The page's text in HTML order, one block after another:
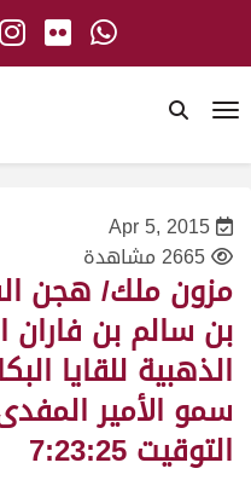
Apr 5, 2015
2665 مشاهدة
مزون ملك/ هجن
بن سالم بن فاران
الذهبية للقايا
التوقيت 7:23:25